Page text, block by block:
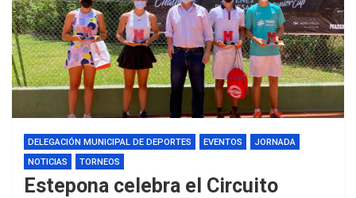
DELEGACIÓN MUNICIPAL DE DEPORTES EVENTOS
JORNADA
NOTICIAS
TORNEOS
Estepona celebra el Circuito